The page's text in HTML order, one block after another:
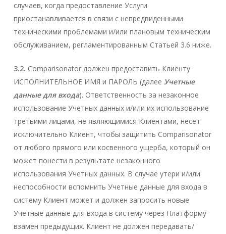
случаев, когда предоставление Услуги
приостанавливается в связи с непредвиденными
техническими проблемами и/или плановым техническим
обслуживанием, регламентированным Статьей 3.6 ниже.
3.2. Comparisonator должен предоставить Клиенту
ИСПОЛНИТЕЛЬНОЕ ИМЯ и ПАРОЛЬ (далее Учетные
данные для входа). Ответственность за незаконное
использование Учетных данных и/или их использование
третьими лицами, не являющимися Клиентами, несет
исключительно Клиент, чтобы защитить Comparisonator
от любого прямого или косвенного ущерба, который он
может понести в результате незаконного
использования Учетных данных. В случае утери и/или
неспособности вспомнить Учетные данные для входа в
систему Клиент может и должен запросить новые
Учетные данные для входа в систему через Платформу
взамен предыдущих. Клиент не должен передавать/